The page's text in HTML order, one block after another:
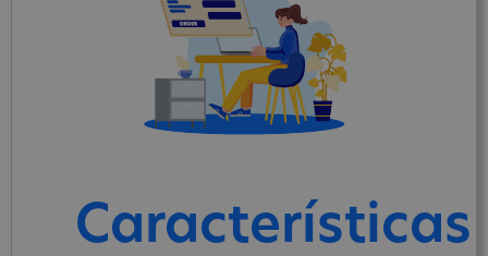
Características